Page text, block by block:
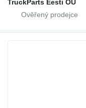
TruckParts Eesti OÜ